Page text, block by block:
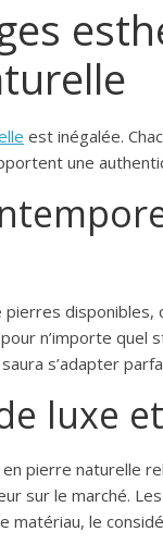
est inégalée.
une
disponibles,
n’importe quel
s’adapter
luxe
pierre naturelle
sur le marché.
matériau, le